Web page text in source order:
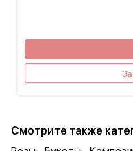
Смотрите также